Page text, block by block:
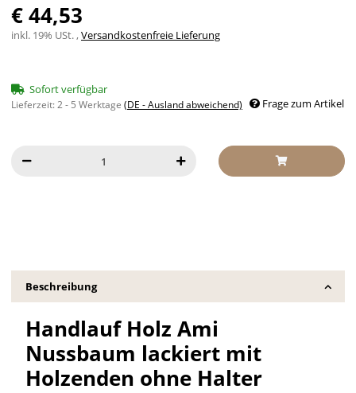
€ 44,53
inkl. 19% USt. ,Versandkostenfreie Lieferung
Sofort verfügbar
Lieferzeit:2 - 5 Werktage (DE - Ausland abweichend) Frage zum Artikel
Beschreibung
Handlauf Holz Ami
Nussbaum lackiert mit
Holzenden ohne Halter